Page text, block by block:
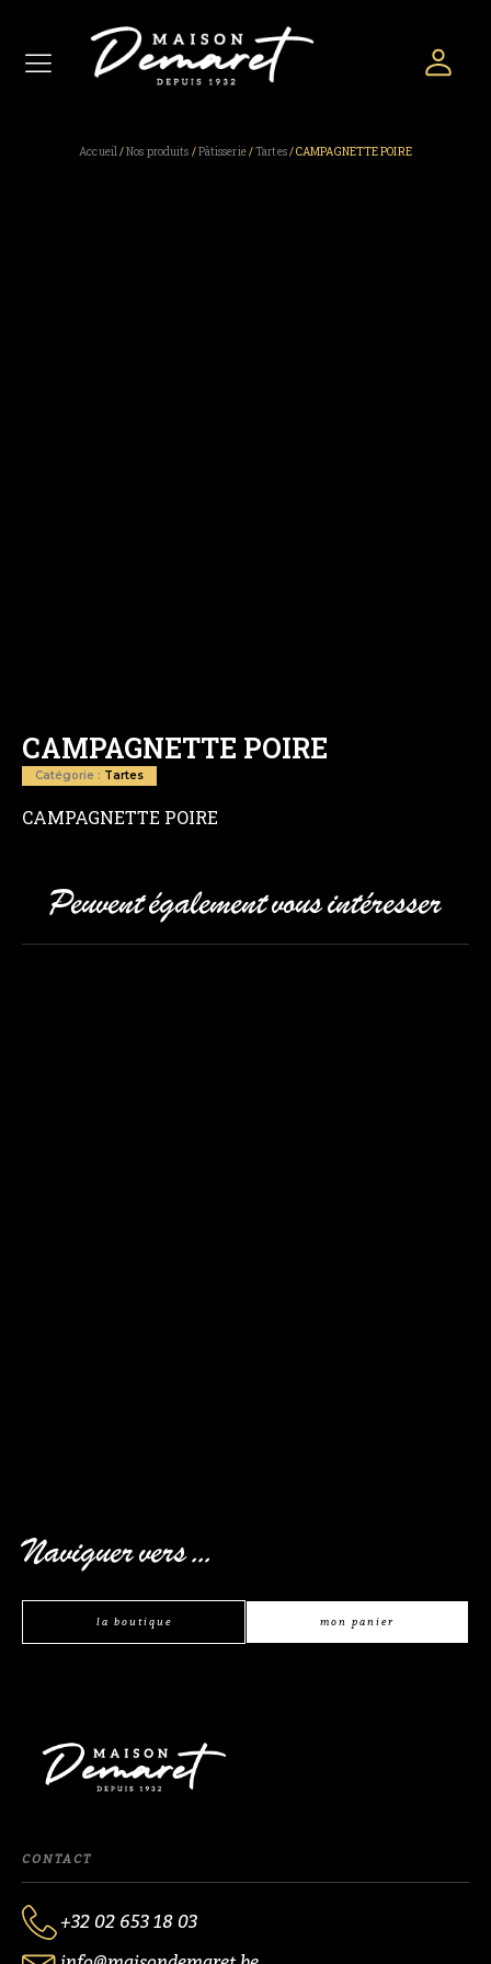
Accueil/Nos produits /Pâtisserie/Tartes/ CAMPAGNETTE POIRE
CAMPAGNETTE POIRE
Catégorie : Tartes
CAMPAGNETTE POIRE
Peuvent également vous intéresser
Naviguer vers ...
la boutique mon panier
CONTACT
+32 02 653 18 03